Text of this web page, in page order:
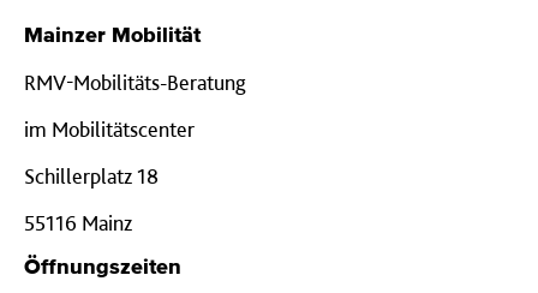
Mainzer Mobilität
RMV-Mobilitäts-Beratung
im Mobilitätscenter
Schillerplatz 18
55116 Mainz
Öffnungszeiten